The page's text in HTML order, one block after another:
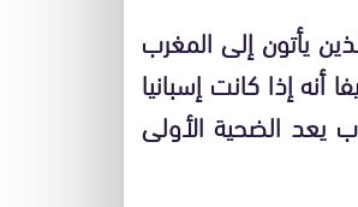
يأتون إلى المغرب
أنه إذا كانت إسبانيا
يعد الضحية الأولى